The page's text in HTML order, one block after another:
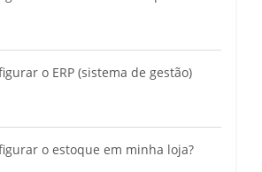
o ERP (sistema de gestão)
o estoque em minha loja?